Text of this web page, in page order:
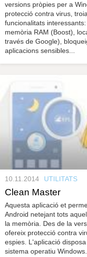
versions pròpies per a
protecció contra virus,
funcionalitats
memòria RAM (Boost),
través de Google),
aplicacions sensibles...
10.11.2014 UTILITATS
Clean Master
Aquesta aplicació et
Android netejant tots
la memòria. Des de la
ofereix protecció contra
espies. L'aplicació
sistema operatiu Windows.